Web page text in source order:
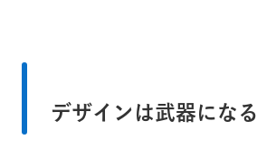
デザインは武器になる